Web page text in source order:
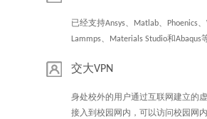
已经支持Ansys、Matlab、Phoenics、
Lammps、Materials Studio和Abaqus
交大VPN
身处校外的用户通过互联网建立的
接入到校园网内，可以访问校园网